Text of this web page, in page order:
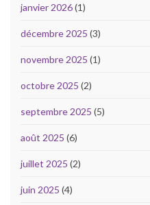
janvier 2026(1)
décembre 2025 (3)
novembre 2025 (1)
octobre 2025 (2)
septembre 2025 (5)
août 2025 (6)
juillet 2025 (2)
juin 2025 (4)